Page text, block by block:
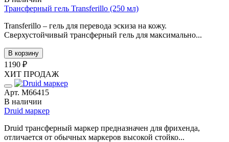
Трансферный гель Transferillo (250 мл)
Transferillo – гель для перевода эскиза на кожу.
Сверхустойчивый трансферный гель для максимально...
В корзину
1190 ₽
ХИТ ПРОДАЖ
Арт. М66415
В наличии
Druid маркер
Druid трансферный маркер предназначен для фрихенда,
отличается от обычных маркеров высокой стойко...